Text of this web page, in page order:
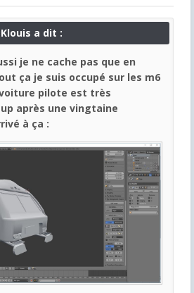
a dit :
je ne cache pas que en
ça je suis occupé sur les m6
pilote est très
après une vingtaine
à ça :